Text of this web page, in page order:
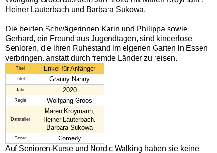
Heiner Lauterbach und Barbara Sukowa.
Die beiden Schwägerinnen Karin und Philippa sowie
Gerhard, ein Freund aus Jugendtagen, sind kinderlose
Senioren, die ihren Ruhestand im eigenen Garten in Essen
verbringen, anstatt durch fremde Länder zu reisen.
Titel Enkel für Anfänger
Titel Granny Nanny
Jahr 2020
Regie Wolfgang Groos
Darsteller
Maren Kroymann,
Heiner Lauterbach,
Barbara Sukowa
Genre Comedy
Auf Senioren-Kurse und Nordic Walking haben sie keine